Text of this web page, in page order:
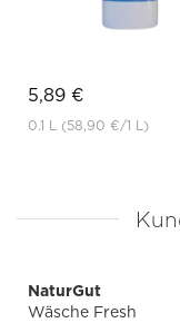
5,89 €
0.1 L (58,90 €/1 L)
NaturGut
Wäsche Fresh